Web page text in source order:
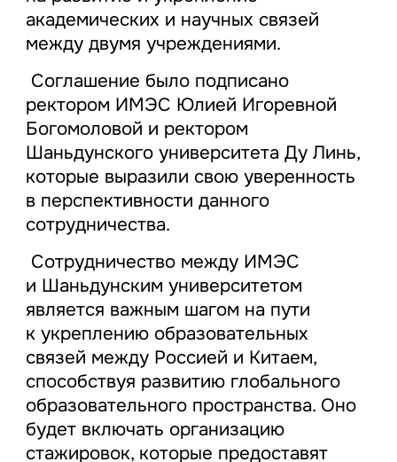
академических и научных связей
между двумя учреждениями.
Соглашение было подписано
ректором ИМЭС Юлией Игоревной
Богомоловой и ректором
Шаньдунского университета Ду Линь,
которые выразили свою уверенность
в перспективности данного
сотрудничества.
Сотрудничество между ИМЭС
и Шаньдунским университетом
является важным шагом на пути
к укреплению образовательных
связей между Россией и Китаем,
способствуя развитию глобального
образовательного пространства. Оно
будет включать организацию
стажировок, которые предоставят